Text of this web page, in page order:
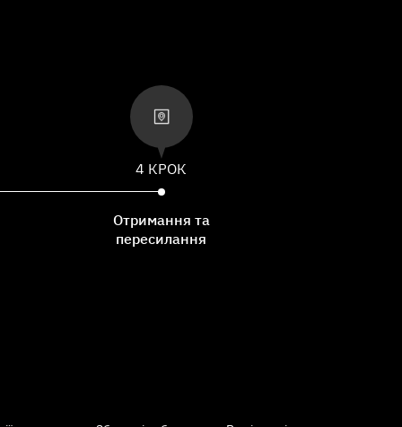
4 КРОК
Отримання та
пересилання